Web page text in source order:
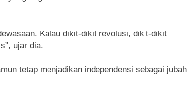
Kalau dikit-dikit revolusi, dikit-dikit
ujar dia.
tetap menjadikan independensi sebagai jubah